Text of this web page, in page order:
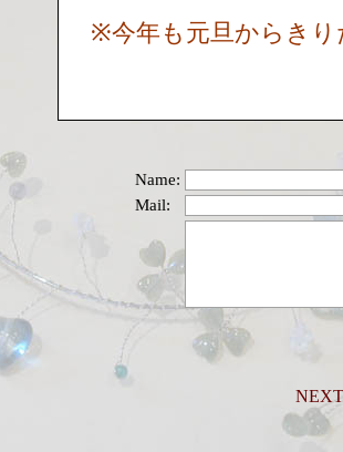
※今年も元旦からき
Name:
Mail: